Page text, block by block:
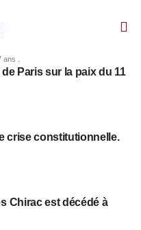
ans .
Paris sur la paix du 11
crise constitutionnelle.
Chirac est décédé à